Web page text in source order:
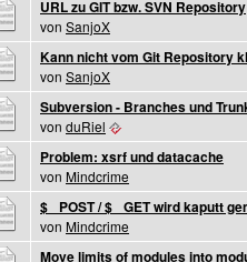
URL zu GIT bzw. SVN Repository
von SanjoX
Kann nicht vom Git Repository
von SanjoX
Subversion - Branches und
von duRiel
Problem: xsrf und datacache
von Mindcrime
$_ POST / $_ GET wird kaputt
von Mindcrime
Move limits of modules into